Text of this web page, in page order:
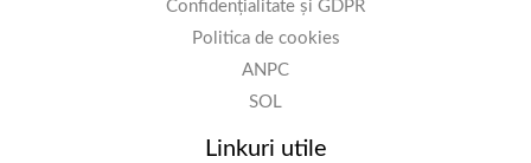
Confidențialitate și GDPR
Politica de cookies
ANPC
SOL
Linkuri utile